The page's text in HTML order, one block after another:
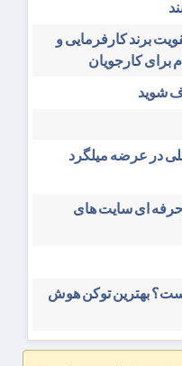
برند کارفرمایی و
برای کارجویان
شوید
در عرضه میلگرد
حرفه ای سایت های
بهترین توکن هوش